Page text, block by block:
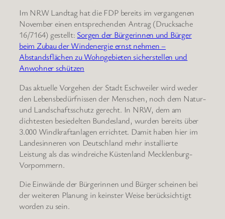
Im NRW Landtag hat die FDP bereits im vergangenen
November einen entsprechenden Antrag (Drucksache
16/7164) gestellt: Sorgen der Bürgerinnen und Bürger
beim Zubau der Windenergie ernst nehmen –
Abstandsflächen zu Wohngebieten sicherstellen und
Anwohner schützen
Das aktuelle Vorgehen der Stadt Eschweiler wird weder
den Lebensbedürfnissen der Menschen, noch dem Natur-
und Landschaftsschutz gerecht. In NRW, dem am
dichtesten besiedelten Bundesland, wurden bereits über
3.000 Windkraftanlagen errichtet. Damit haben hier im
Landesinneren von Deutschland mehr installierte
Leistung als das windreiche Küstenland Mecklenburg-
Vorpommern.
Die Einwände der Bürgerinnen und Bürger scheinen bei
der weiteren Planung in keinster Weise berücksichtigt
worden zu sein.